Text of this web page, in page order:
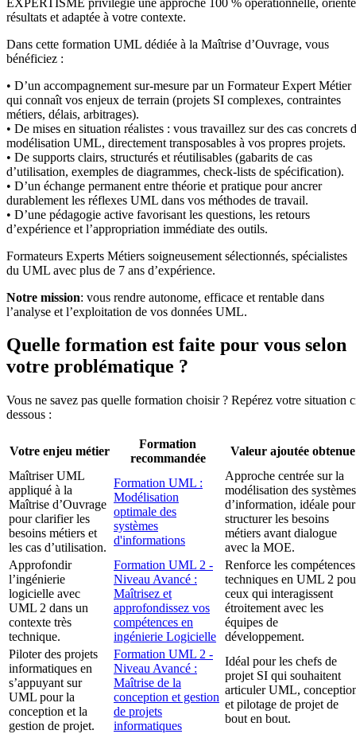
résultats et adaptée à votre contexte.
Dans cette formation UML dédiée à la Maîtrise d’Ouvrage, vous
bénéficiez :
• D’un accompagnement sur-mesure par un Formateur Expert Métier
qui connaît vos enjeux de terrain (projets SI complexes, contraintes
métiers, délais, arbitrages).
• De mises en situation réalistes : vous travaillez sur des cas concrets
modélisation UML, directement transposables à vos propres projets.
• De supports clairs, structurés et réutilisables (gabarits de cas
d’utilisation, exemples de diagrammes, check-lists de spécification).
• D’un échange permanent entre théorie et pratique pour ancrer
durablement les réflexes UML dans vos méthodes de travail.
• D’une pédagogie active favorisant les questions, les retours
d’expérience et l’appropriation immédiate des outils.
Formateurs Experts Métiers soigneusement sélectionnés, spécialistes
du UML avec plus de 7 ans d’expérience.
Notre mission: vous rendre autonome, efficace et rentable dans
l’analyse et l’exploitation de vos données UML.
Quelle formation est faite pour vous selon
votre problématique ?
Vous ne savez pas quelle formation choisir ? Repérez votre situation
dessous :
Votre enjeu métier
Formation
recommandée
Valeur ajoutée obtenue
Maîtriser UML
appliqué à la
Maîtrise d’Ouvrage
pour clarifier les
besoins métiers et
les cas d’utilisation.
Formation UML :
Modélisation
optimale des
systèmes
d'informations
Approche centrée sur la
modélisation des systèmes
d’information, idéale pour
structurer les besoins
métiers avant dialogue
avec la MOE.
Approfondir
l’ingénierie
logicielle avec
UML 2 dans un
contexte très
technique.
Formation UML 2 -
Niveau Avancé :
Maîtrisez et
approfondissez vos
compétences en
ingénierie Logicielle
Renforce les compétences
techniques en UML 2
ceux qui interagissent
étroitement avec les
équipes de
développement.
Piloter des projets
informatiques en
s’appuyant sur
UML pour la
conception et la
gestion de projet.
Formation UML 2 -
Niveau Avancé :
Maîtrise de la
conception et gestion
de projets
informatiques
Idéal pour les chefs de
projet SI qui souhaitent
articuler UML,
et pilotage de projet de
bout en bout.